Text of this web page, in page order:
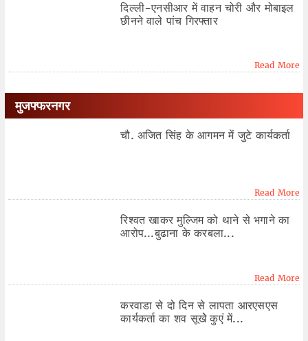
दिल्ली-एनसीआर में वाहन चोरी और मोबाइल
छीनने वाले पांच गिरफ्तार
Read More
मुजफ्फरनगर
चौ. अजित सिंह के आगमन में जुटे कार्यकर्ता
Read More
रिश्वत खाकर मुल्जिम को थाने से भगाने का
आरोप...बुढाना के करबला...
Read More
करवाडा से दो दिन से लापता आरएसएस
कार्यकर्ता का शव सूखेे कुएं में...